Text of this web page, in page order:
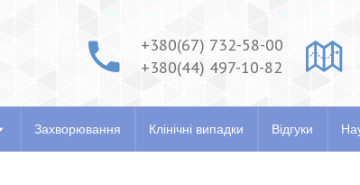
+380(67) 732-58-00
+380(44) 497-10-82
Захворювання Клінічні випадки Відгуки
Захворювання